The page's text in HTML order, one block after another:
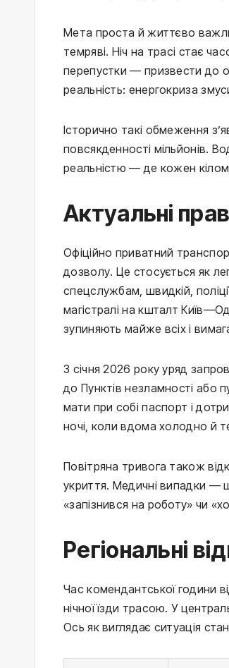
Мета проста й життєво
темряві. Ніч на трасі стає
перепустки — призвести до
реальність: енергокриза
Історично такі обмеження
повсякденності мільйонів.
реальністю — де кожен
Актуальні
Офіційно приватний
дозволу. Це стосується як
спецслужбам, швидкій,
магістралі на кшталт
зупиняють майже всіх і
З січня 2026 року уряд
до Пунктів незламності або
мати при собі паспорт і
ночі, коли вдома холодно й
Повітряна тривога також
укриття. Медичні випадки —
«запізнився на роботу» чи
Регіональні
Час комендантської години
нічної їзди трасою. У
Ось як виглядає ситуація